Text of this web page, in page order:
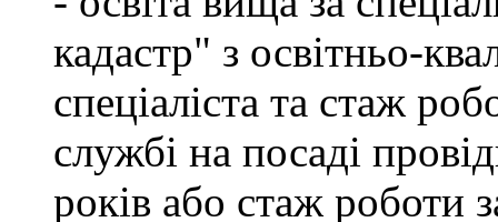
кадастр" з освітньо-
спеціаліста та стаж
службі на посаді
років або стаж роботи